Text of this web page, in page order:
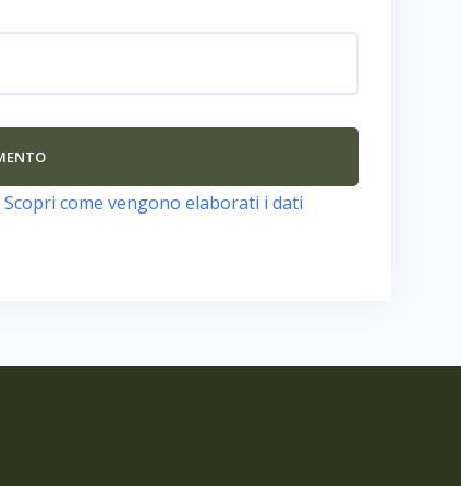
Scopri come vengono elaborati i dati